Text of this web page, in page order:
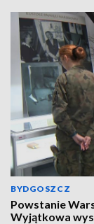
BYDGOSZCZ
Powstanie
Wyjątkowa